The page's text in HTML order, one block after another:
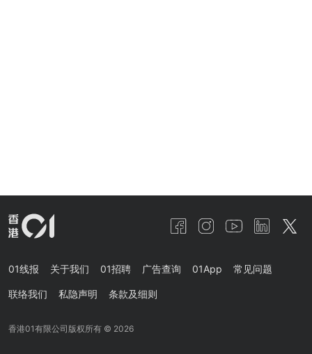
01线报 关于我们 01招聘 广告查询 01App 常见问题
联络我们 私隐声明 条款及细则
香港01有限公司版权所有 © 2026